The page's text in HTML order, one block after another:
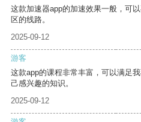
这款加速器app的加速效果一般，可
区的线路。
2025-09-12
游客
这款app的课程非常丰富，可以满足
己感兴趣的知识。
2025-09-12